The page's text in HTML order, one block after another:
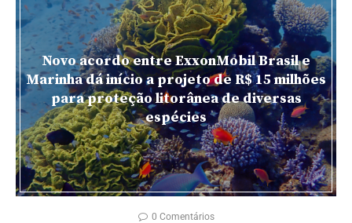
Novo acordo entre ExxonMobil Brasil e
Marinha dá início a projeto de R$ 15 milhões
para proteção litorânea de diversas
espécies
0 Comentários